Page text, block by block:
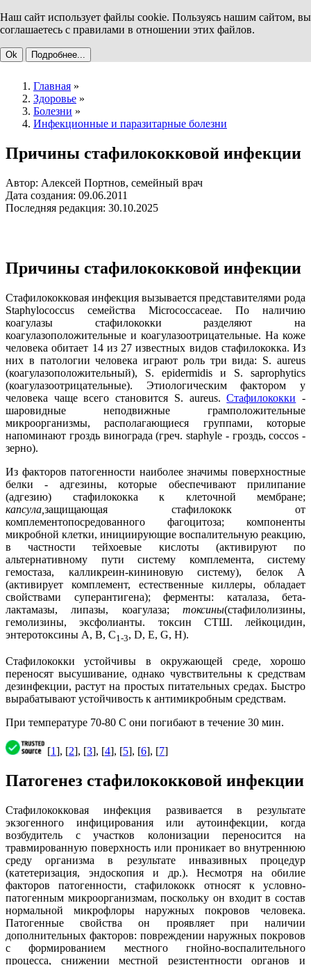
Наш сайт использует файлы cookie. Пользуясь нашим сайтом, вы
соглашаетесь с правилами в отношении этих файлов.
Ok Подробнее...
Главная »
Здоровье »
Болезни »
Инфекционные и паразитарные болезни
Причины стафилококковой инфекции
Автор: Алексей Портнов, семейный врач
Дата создания: 09.06.2011
Последняя редакция: 30.10.2025
Причины стафилококковой инфекции
Стафилококковая инфекция вызывается представителями рода
Staphylococcus семейства Micrococcaceae. По наличию
коагулазы стафилококки разделяют на
коагулазоположительные и коагулазоотрицательные. На коже
человека обитает 14 из 27 известных видов стафилококка. Из
них в патологии человека играют роль три вида: S. aureus
(коагулазоположительный), S. epidermidis и S. saprophytics
(коагулазоотрицательные). Этиологическим фактором у
человека чаще всего становится S. aureus.Стафилококки -
шаровидные неподвижные грамположительные
микроорганизмы, располагающиеся группами, которые
напоминают гроздь винограда (греч. staphyle - гроздь, coccos -
зерно).
Из факторов патогенности наиболее значимы поверхностные
белки - адгезины, которые обеспечивают прилипание
(адгезию) стафилококка к клеточной мембране;
капсула, защищающая стафилококк от
комплементопосредованного фагоцитоза; компоненты
микробной клетки, инициирующие воспалительную реакцию,
в частности тейхоевые кислоты (активируют по
альтернативному пути систему комплемента, систему
гемостаза, калликреин-кининовую систему), белок А
(активирует комплемент, естественные киллеры, обладает
свойствами суперантигена); ферменты: каталаза, бета-
лактамазы, липазы, коагулаза; токсины(стафилолизины,
гемолизины, эксфолианты. токсин СТШ. лейкоцидин,
энтеротоксины А, В, С1-3, D, E, G, Н).
Стафилококки устойчивы в окружающей среде, хорошо
переносят высушивание, однако чувствительны к средствам
дезинфекции, растут на простых питательных средах. Быстро
вырабатывают устойчивость к антимикробным средствам.
При температуре 70-80 С они погибают в течение 30 мин.
[1], [2], [3], [4], [5], [6], [7]
Патогенез стафилококковой инфекции
Стафилококковая инфекция развивается в результате
экзогенного инфицирования или аутоинфекции, когда
возбудитель с участков колонизации переносится на
травмированную поверхность или проникает во внутреннюю
среду организма в результате инвазивных процедур
(катетеризация, эндоскопия и др.). Несмотря на обилие
факторов патогенности, стафилококк относят к условно-
патогенным микроорганизмам, поскольку он входит в состав
нормальной микрофлоры наружных покровов человека.
Патогенные свойства он проявляет при наличии
дополнительных факторов: повреждении наружных покровов
с формированием местного гнойно-воспалительного
процесса, снижении местной резистентности органов и